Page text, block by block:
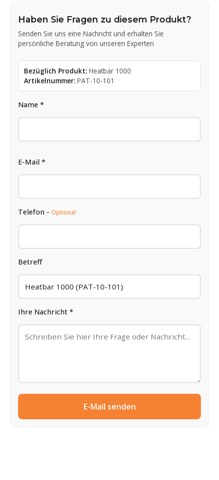
Haben Sie Fragen zu diesem Produkt?
Senden Sie uns eine Nachricht und erhalten Sie
persönliche Beratung von unseren Experten
Bezüglich Produkt: Heatbar 1000
Artikelnummer: PAT-10-101
Name *
E-Mail *
Telefon - Optional
Betreff
Ihre Nachricht *
E-Mail senden